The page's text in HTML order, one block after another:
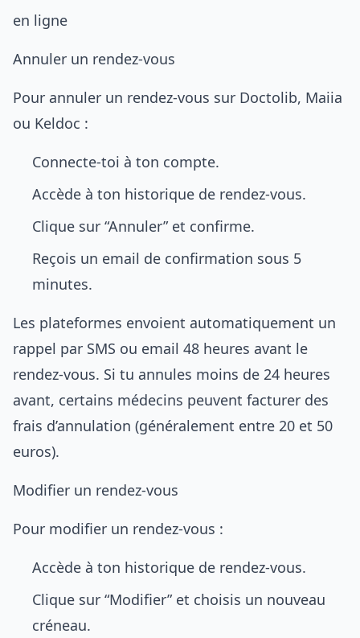
en ligne
Annuler un rendez-vous
Pour annuler un rendez-vous sur Doctolib, Maiia
ou Keldoc :
Connecte-toi à ton compte.
Accède à ton historique de rendez-vous.
Clique sur “Annuler” et confirme.
Reçois un email de confirmation sous 5
minutes.
Les plateformes envoient automatiquement un
rappel par SMS ou email 48 heures avant le
rendez-vous. Si tu annules moins de 24 heures
avant, certains médecins peuvent facturer des
frais d’annulation (généralement entre 20 et 50
euros).
Modifier un rendez-vous
Pour modifier un rendez-vous :
Accède à ton historique de rendez-vous.
Clique sur “Modifier” et choisis un nouveau
créneau.